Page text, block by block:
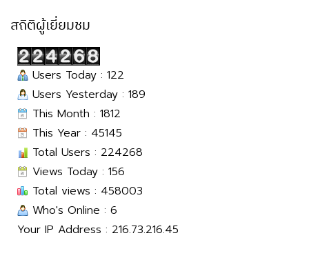
สถิติผู้เยี่ยมชม
Users Today : 122
Users Yesterday : 189
This Month : 1812
This Year : 45145
Total Users : 224268
Views Today : 156
Total views : 458003
Who's Online : 6
Your IP Address : 216.73.216.45